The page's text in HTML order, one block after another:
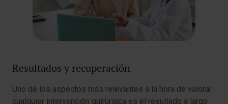
Resultados y recuperación
Uno de los aspectos más relevantes a la hora de valorar
cualquier intervención quirúrgica es el resultado a largo